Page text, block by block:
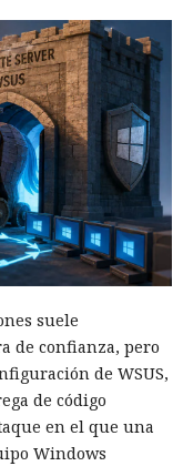
suele
de confianza, pero
de WSUS,
de código
en el que una
Windows